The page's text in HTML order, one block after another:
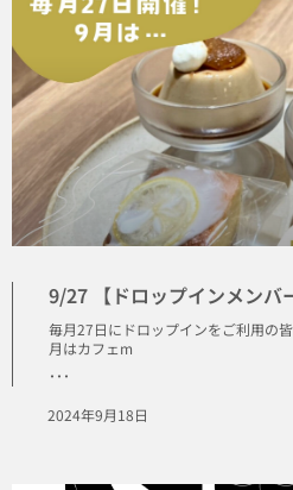
9/27 【ドロップインメンバ
毎月27日にドロップインをご利用の
月はカフェm
･･･
2024年9月18日